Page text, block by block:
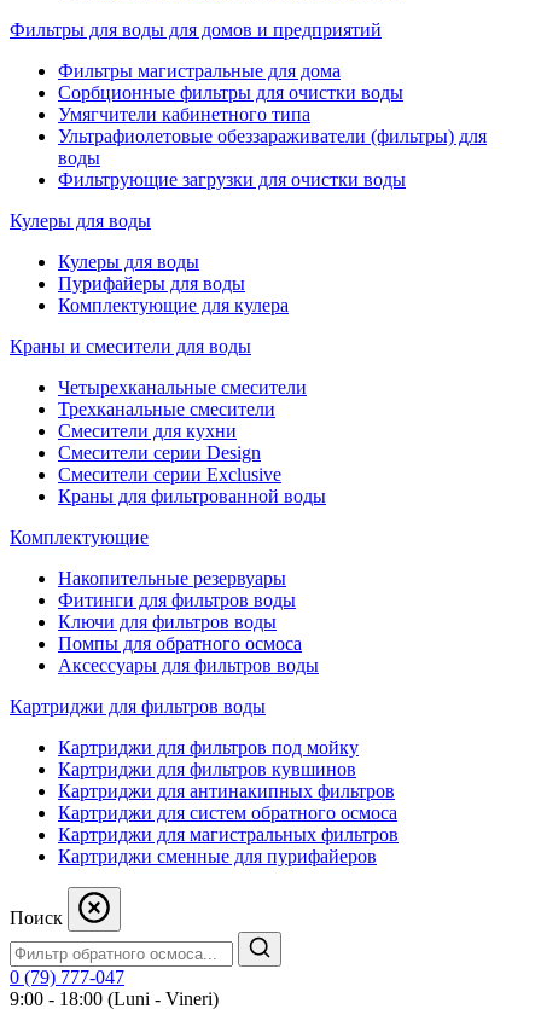
Фильтры для воды для домов и предприятий
Фильтры магистральные для дома
Сорбционные фильтры для очистки воды
Умягчители кабинетного типа
Ультрафиолетовые обеззараживатели (фильтры) для
воды
Фильтрующие загрузки для очистки воды
Кулеры для воды
Кулеры для воды
Пурифайеры для воды
Комплектующие для кулера
Краны и смесители для воды
Четырехканальные смесители
Трехканальные смесители
Смесители для кухни
Смесители серии Design
Смесители серии Exclusive
Краны для фильтрованной воды
Комплектующие
Накопительные резервуары
Фитинги для фильтров воды
Ключи для фильтров воды
Помпы для обратного осмоса
Аксессуары для фильтров воды
Картриджи для фильтров воды
Картриджи для фильтров под мойку
Картриджи для фильтров кувшинов
Картриджи для антинакипных фильтров
Картриджи для систем обратного осмоса
Картриджи для магистральных фильтров
Картриджи сменные для пурифайеров
Поиск
0 (79) 777-047
9:00 - 18:00 (Luni - Vineri)